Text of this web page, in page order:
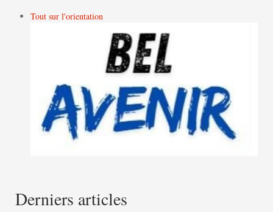
Tout sur l'orientation
Derniers articles